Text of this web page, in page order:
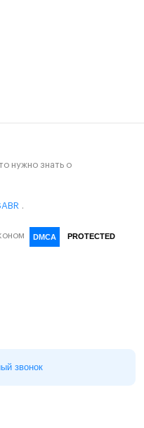
звонок
нужно знать о
DMCA PROTECTED